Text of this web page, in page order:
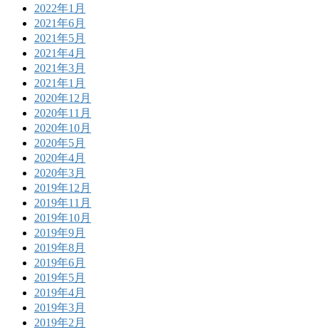
2022年1月
2021年6月
2021年5月
2021年4月
2021年3月
2021年1月
2020年12月
2020年11月
2020年10月
2020年5月
2020年4月
2020年3月
2019年12月
2019年11月
2019年10月
2019年9月
2019年8月
2019年6月
2019年5月
2019年4月
2019年3月
2019年2月